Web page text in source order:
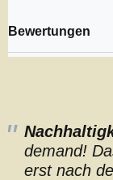
Bewertungen
demand!
erst nach